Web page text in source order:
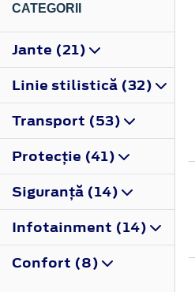
CATEGORII
Jante (21)
Linie stilistică (32)
Transport (53)
Protecţie (41)
Siguranţă (14)
Infotainment (14)
Confort (8)